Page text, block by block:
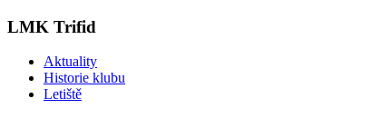
LMK Trifid
Aktuality
Historie klubu
Letiště